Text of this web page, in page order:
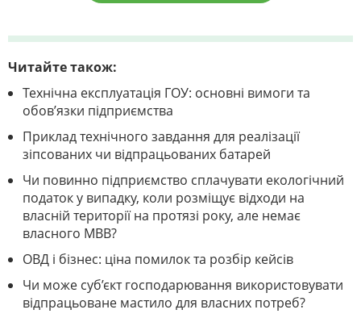
Читайте також:
Технічна експлуатація ГОУ: основні вимоги та
обов’язки підприємства
Приклад технічного завдання для реалізації
зіпсованих чи відпрацьованих батарей
Чи повинно підприємство сплачувати екологічний
податок у випадку, коли розміщує відходи на
власній території на протязі року, але немає
власного МВВ?
ОВД і бізнес: ціна помилок та розбір кейсів
Чи може суб’єкт господарювання використовувати
відпрацьоване мастило для власних потреб?